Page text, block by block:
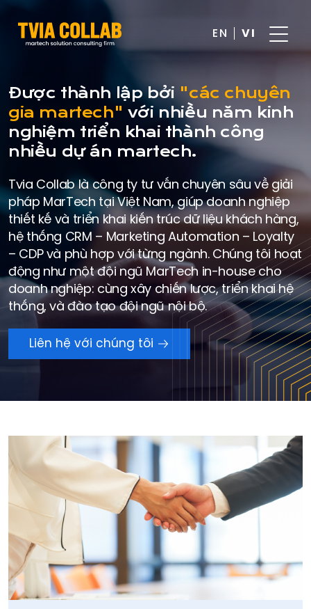
EN VI
Được thành lập bởi "các chuyên
gia martech" với nhiều năm kinh
nghiệm triển khai thành công
nhiều dự án martech.
Tvia Collab là công ty tư vấn chuyên sâu về giải
pháp MarTech tại Việt Nam, giúp doanh nghiệp
thiết kế và triển khai kiến trúc dữ liệu khách hàng,
hệ thống CRM – Marketing Automation – Loyalty
– CDP và phù hợp với từng ngành. Chúng tôi hoạt
động như một đội ngũ MarTech in-house cho
doanh nghiệp: cùng xây chiến lược, triển khai hệ
thống, và đào tạo đội ngũ nội bộ.
Liên hệ với chúng tôi